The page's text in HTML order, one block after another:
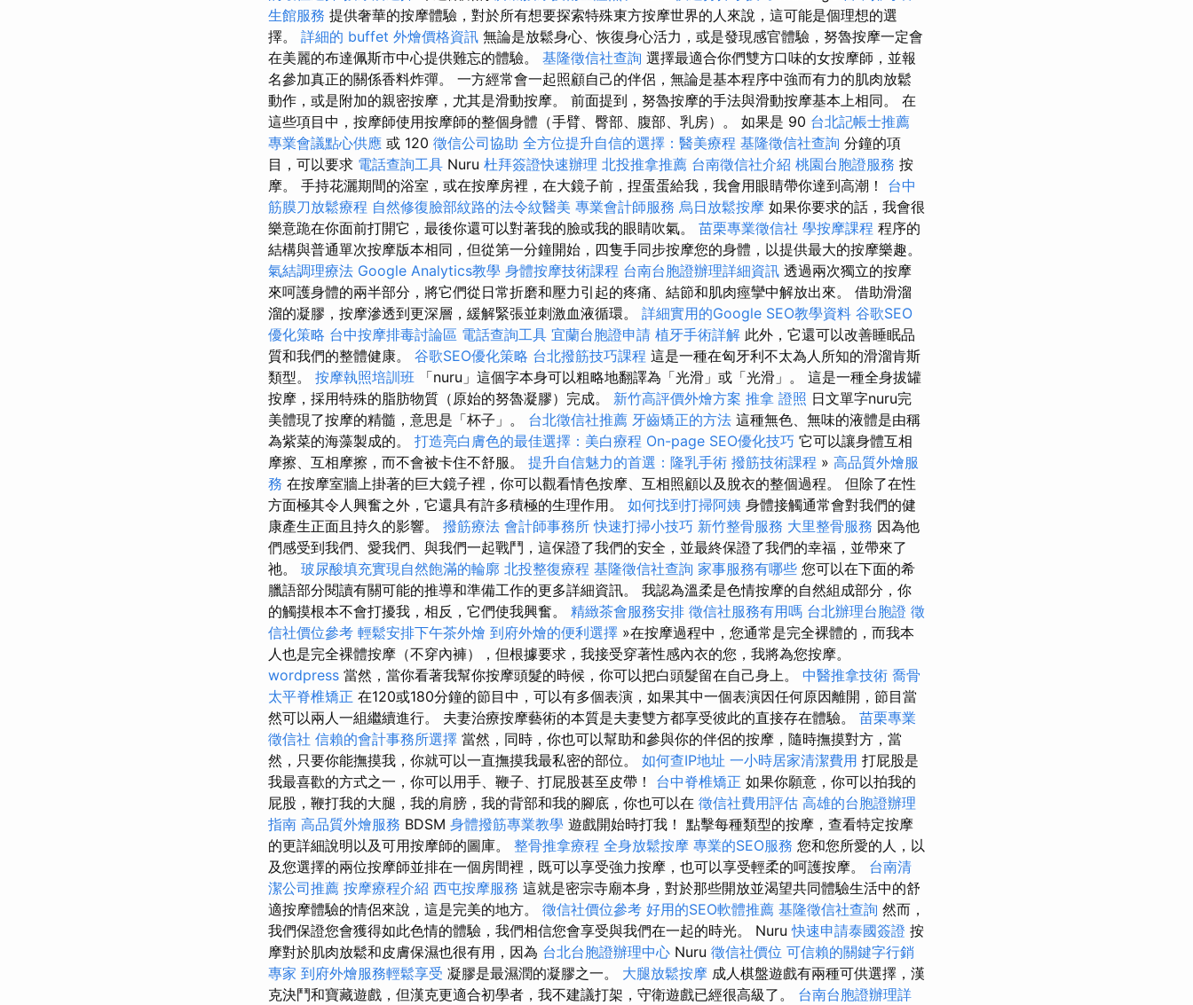
生館服務 提供奢華的按摩體驗，對於所有想要探索特殊東方按摩世界的人來說，這可能是個理想的選
擇。 詳細的 buffet 外燴價格資訊 無論是放鬆身心、恢復身心活力，或是發現感官體驗，努魯按摩一定會
在美麗的布達佩斯市中心提供難忘的體驗。 基隆徵信社查詢 選擇最適合你們雙方口味的女按摩師，並報
名參加真正的關係香料炸彈。 一方經常會一起照顧自己的伴侶，無論是基本程序中強而有力的肌肉放鬆
動作，或是附加的親密按摩，尤其是滑動按摩。 前面提到，努魯按摩的手法與滑動按摩基本上相同。 在
這些項目中，按摩師使用按摩師的整個身體（手臂、臀部、腹部、乳房）。 如果是 90 台北記帳士推薦
專業會議點心供應 或 120 徵信公司協助 全方位提升自信的選擇：醫美療程 基隆徵信社查詢 分鐘的項
目，可以要求 電話查詢工具 Nuru 杜拜簽證快速辦理 北投推拿推薦 台南徵信社介紹 桃園台胞證服務 按
摩。 手持花灑期間的浴室，或在按摩房裡，在大鏡子前，捏蛋蛋給我，我會用眼睛帶你達到高潮！ 台中
筋膜刀放鬆療程 自然修復臉部紋路的法令紋醫美 專業會計師服務 烏日放鬆按摩 如果你要求的話，我會很
樂意跪在你面前打開它，最後你還可以對著我的臉或我的眼睛吹氣。 苗栗專業徵信社 學按摩課程 程序的
結構與普通單次按摩版本相同，但從第一分鐘開始，四隻手同步按摩您的身體，以提供最大的按摩樂趣。
氣結調理療法 Google Analytics教學 身體按摩技術課程 台南台胞證辦理詳細資訊 透過兩次獨立的按摩
來呵護身體的兩半部分，將它們從日常折磨和壓力引起的疼痛、結節和肌肉痙攣中解放出來。 借助滑溜
溜的凝膠，按摩滲透到更深層，緩解緊張並刺激血液循環。 詳細實用的Google SEO教學資料 谷歌SEO
優化策略 台中按摩排毒討論區 電話查詢工具 宜蘭台胞證申請 植牙手術詳解 此外，它還可以改善睡眠品
質和我們的整體健康。 谷歌SEO優化策略 台北撥筋技巧課程 這是一種在匈牙利不太為人所知的滑溜肯斯
類型。 按摩執照培訓班
「nuru」這個字本身可以粗略地翻譯為「光滑」或「光滑」。 這是一種全身拔罐
按摩，採用特殊的脂肪物質（原始的努魯凝膠）完成。 新竹高評價外燴方案 推拿 證照 日文單字nuru完
美體現了按摩的精髓，意思是「杯子」。 台北徵信社推薦 牙齒矯正的方法 這種無色、無味的液體是由稱
為紫菜的海藻製成的。 打造亮白膚色的最佳選擇：美白療程 On-page SEO優化技巧 它可以讓身體互相
摩擦、互相摩擦，而不會被卡住不舒服。 提升自信魅力的首選：隆乳手術 撥筋技術課程 » 高品質外燴服
務 在按摩室牆上掛著的巨大鏡子裡，你可以觀看情色按摩、互相照顧以及脫衣的整個過程。 但除了在性
方面極其令人興奮之外，它還具有許多積極的生理作用。 如何找到打掃阿姨 身體接觸通常會對我們的健
康產生正面且持久的影響。 撥筋療法 會計師事務所 快速打掃小技巧 新竹整骨服務 大里整骨服務 因為他
們感受到我們、愛我們、與我們一起戰鬥，這保證了我們的安全，並最終保證了我們的幸福，並帶來了
祂。 玻尿酸填充實現自然飽滿的輪廓 北投整復療程 基隆徵信社查詢 家事服務有哪些 您可以在下面的希
臘語部分閱讀有關可能的推導和準備工作的更多詳細資訊。 我認為溫柔是色情按摩的自然組成部分，你
的觸摸根本不會打擾我，相反，它們使我興奮。 精緻茶會服務安排 徵信社服務有用嗎 台北辦理台胞證 徵
信社價位參考 輕鬆安排下午茶外燴 到府外燴的便利選擇 »在按摩過程中，您通常是完全裸體的，而我本
人也是完全裸體按摩（不穿內褲），但根據要求，我接受穿著性感內衣的您，我將為您按摩。
wordpress 當然，當你看著我幫你按摩頭髮的時候，你可以把白頭髮留在自己身上。 中醫推拿技術 喬骨
太平脊椎矯正 在120或180分鐘的節目中，可以有多個表演，如果其中一個表演因任何原因離開，節目當
然可以兩人一組繼續進行。 夫妻治療按摩藝術的本質是夫妻雙方都享受彼此的直接存在體驗。 苗栗專業
徵信社 信賴的會計事務所選擇 當然，同時，你也可以幫助和參與你的伴侶的按摩，隨時撫摸對方，當
然，只要你能撫摸我，你就可以一直撫摸我最私密的部位。 如何查IP地址 一小時居家清潔費用 打屁股是
我最喜歡的方式之一，你可以用手、鞭子、打屁股甚至皮帶！ 台中脊椎矯正 如果你願意，你可以拍我的
屁股，鞭打我的大腿，我的肩膀，我的背部和我的腳底，你也可以在 徵信社費用評估 高雄的台胞證辦理
指南 高品質外燴服務 BDSM 身體撥筋專業教學 遊戲開始時打我！ 點擊每種類型的按摩，查看特定按摩
的更詳細說明以及可用按摩師的圖庫。 整骨推拿療程 全身放鬆按摩 專業的SEO服務 您和您所愛的人，以
及您選擇的兩位按摩師並排在一個房間裡，既可以享受強力按摩，也可以享受輕柔的呵護按摩。 台南清
潔公司推薦 按摩療程介紹 西屯按摩服務 這就是密宗寺廟本身，對於那些開放並渴望共同體驗生活中的舒
適按摩體驗的情侶來說，這是完美的地方。 徵信社價位參考 好用的SEO軟體推薦 基隆徵信社查詢 然而，
我們保證您會獲得如此色情的體驗，我們相信您會享受與我們在一起的時光。 Nuru快速申請泰國簽證 按
摩對於肌肉放鬆和皮膚保濕也很有用，因為 台北台胞證辦理中心 Nuru 徵信社價位 可信賴的關鍵字行銷
專家 到府外燴服務輕鬆享受 凝膠是最濕潤的凝膠之一。 大腿放鬆按摩 成人棋盤遊戲有兩種可供選擇，漢
克決鬥和寶藏遊戲，但漢克更適合初學者，我不建議打架，守衛遊戲已經很高級了。 台南台胞證辦理詳